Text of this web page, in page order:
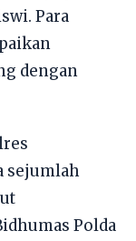
Para
dengan
sejumlah
Polda